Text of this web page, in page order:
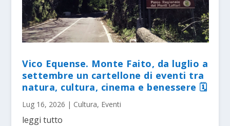
Vico Equense. Monte Faito, da luglio a
settembre un cartellone di eventi tra
natura, cultura, cinema e benessere 🗓
Lug 16, 2026 | Cultura, Eventi
leggi tutto